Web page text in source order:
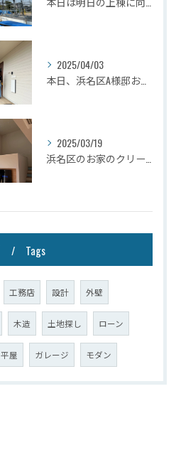
2025/04/03
2025/03/19
Tags
工務店 設計 外壁
木造 土地探し ローン
平屋 ガレージ モダン